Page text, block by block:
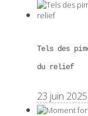
Tels des
du relief
23 juin 2025